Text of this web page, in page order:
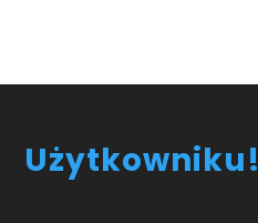
Użytkowniku!